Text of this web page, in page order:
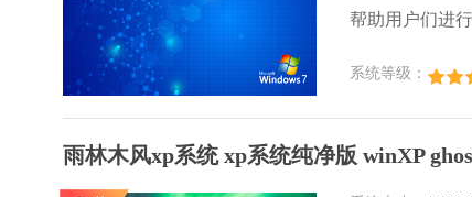
帮助用户们进
系统等级：
雨林木风xp系统 xp系统纯净版 winXP